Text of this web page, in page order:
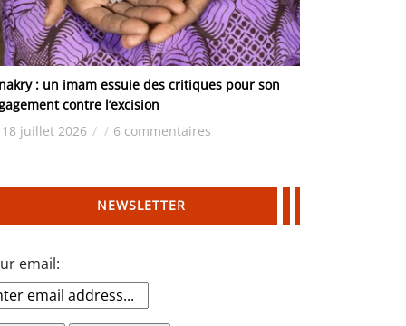
: un imam essuie des critiques pour son
contre l’excision
18 juillet 2026 / / 6 commentaires
NEWSLETTER
email: